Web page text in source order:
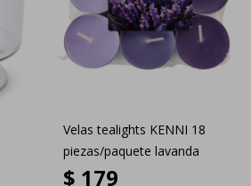
Velas tealights KENNI 18
piezas/paquete lavanda
$ 179